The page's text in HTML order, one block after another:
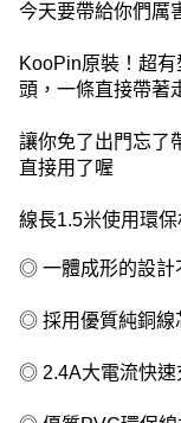
今天要帶給你們厲
KooPin原裝！超
頭，一條直接帶著
讓你免了出門忘了
直接用了喔
線長1.5米使用環
◎ 一體成形的設計
◎ 採用優質純銅線
◎ 2.4A大電流快速